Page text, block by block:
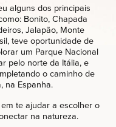
alguns dos principais
Bonito, Chapada
Jalapão, Monte
teve oportunidade de
um Parque Nacional
pelo norte da Itália, e
o caminho de
na Espanha.
te ajudar a escolher o
na natureza.